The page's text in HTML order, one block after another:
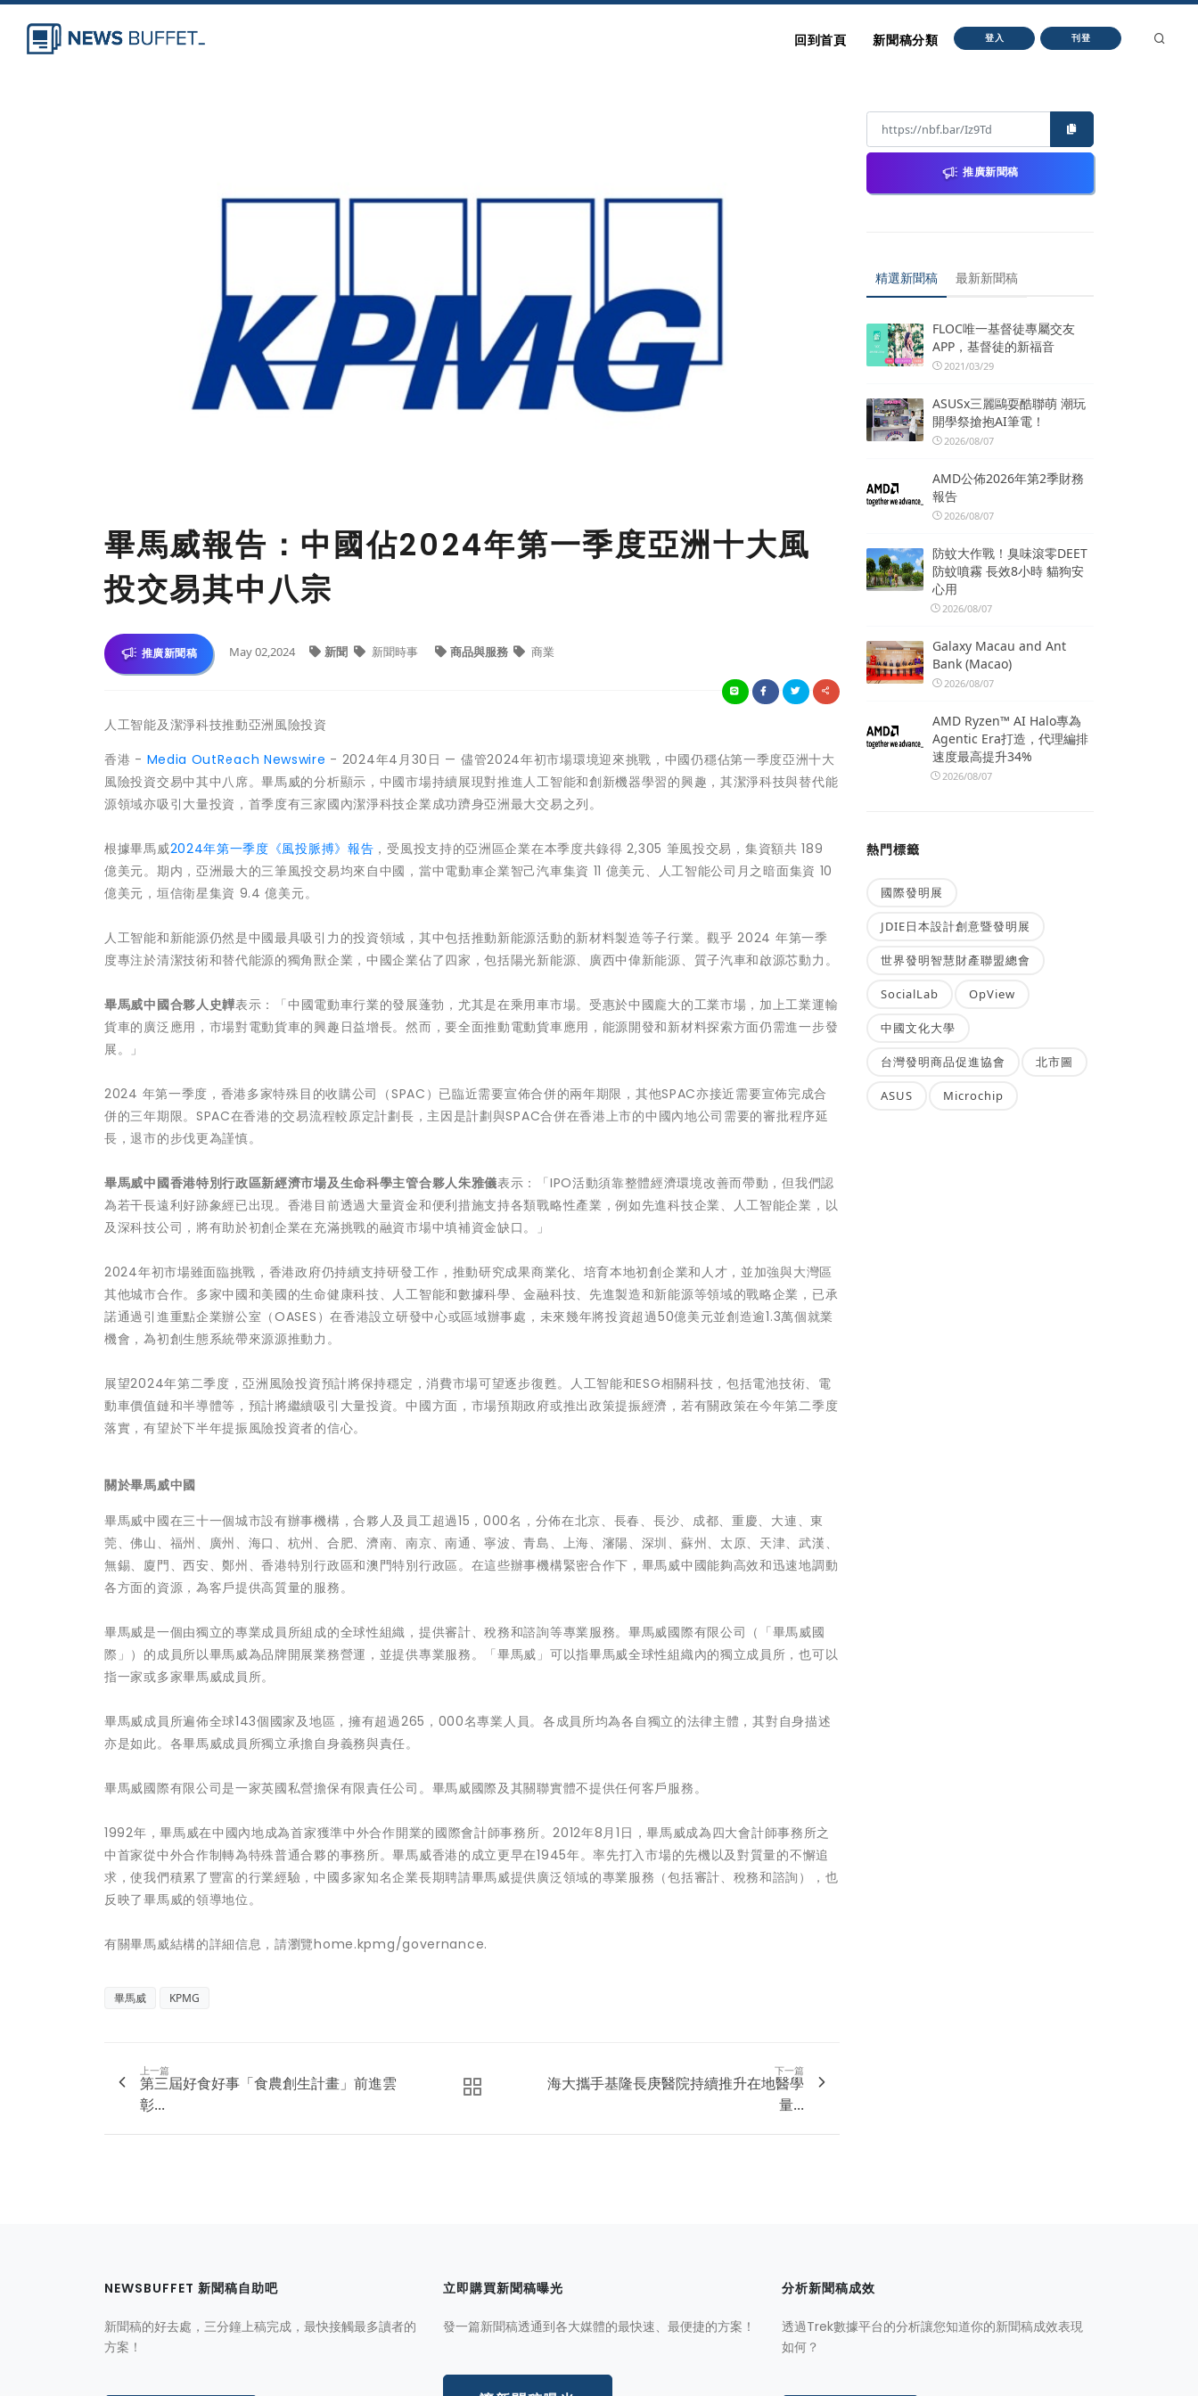
回到首頁 新聞稿分類 登入 刊登
畢馬威報告：中國佔2024年第一季度亞洲十大風
投交易其中八宗
推廣新聞稿 May 02,2024 新聞 新聞時事 商品與服務 商業
人工智能及潔淨科技推動亞洲風險投資
香港 - Media OutReach Newswire - 2024年4月30日 — 儘管2024年初市場環境迎來挑戰，中國仍穩佔第一季度亞洲十大
風險投資交易中其中八席。畢馬威的分析顯示，中國市場持續展現對推進人工智能和創新機器學習的興趣，其潔淨科技與替代能
源領域亦吸引大量投資，首季度有三家國內潔淨科技企業成功躋身亞洲最大交易之列。
根據畢馬威2024年第一季度《風投脈搏》報告 ，受風投支持的亞洲區企業在本季度共錄得 2,305 筆風投交易，集資額共 189
億美元。期内，亞洲最大的三筆風投交易均來自中國，當中電動車企業智己汽車集資 11 億美元、人工智能公司月之暗面集資 10
億美元，垣信衛星集資 9.4 億美元。
人工智能和新能源仍然是中國最具吸引力的投資領域，其中包括推動新能源活動的新材料製造等子行業。觀乎 2024 年第一季
度專注於清潔技術和替代能源的獨角獸企業，中國企業佔了四家，包括陽光新能源、廣西中偉新能源、質子汽車和啟源芯動力。
畢馬威中國合夥人史韡表示：「中國電動車行業的發展蓬勃，尤其是在乘用車市場。受惠於中國龐大的工業市場，加上工業運輸
貨車的廣泛應用，市場對電動貨車的興趣日益增長。然而，要全面推動電動貨車應用，能源開發和新材料探索方面仍需進一步發
展。」
2024 年第一季度，香港多家特殊目的收購公司（SPAC）已臨近需要宣佈合併的兩年期限，其他SPAC亦接近需要宣佈完成合
併的三年期限。SPAC在香港的交易流程較原定計劃長，主因是計劃與SPAC合併在香港上市的中國內地公司需要的審批程序延
長，退市的步伐更為謹慎。
畢馬威中國香港特別行政區新經濟市場及生命科學主管合夥人朱雅儀表示：「IPO活動須靠整體經濟環境改善而帶動，但我們認
為若干長遠利好跡象經已出現。香港目前透過大量資金和便利措施支持各類戰略性產業，例如先進科技企業、人工智能企業，以
及深科技公司，將有助於初創企業在充滿挑戰的融資市場中填補資金缺口。」
2024年初市場雖面臨挑戰，香港政府仍持續支持研發工作，推動研究成果商業化、培育本地初創企業和人才，並加強與大灣區
其他城市合作。多家中國和美國的生命健康科技、人工智能和數據科學、金融科技、先進製造和新能源等領域的戰略企業，已承
諾通過引進重點企業辦公室（OASES）在香港設立研發中心或區域辦事處，未來幾年將投資超過50億美元並創造逾1.3萬個就業
機會，為初創生態系統帶來源源推動力。
展望2024年第二季度，亞洲風險投資預計將保持穩定，消費市場可望逐步復甦。人工智能和ESG相關科技，包括電池技術、電
動車價值鏈和半導體等，預計將繼續吸引大量投資。中國方面，市場預期政府或推出政策提振經濟，若有關政策在今年第二季度
落實，有望於下半年提振風險投資者的信心。
關於畢馬威中國
畢馬威中國在三十一個城市設有辦事機構，合夥人及員工超過15，000名，分佈在北京、長春、長沙、成都、重慶、大連、東
莞、佛山、福州、廣州、海口、杭州、合肥、濟南、南京、南通、寧波、青島、上海、瀋陽、深圳、蘇州、太原、天津、武漢、
無錫、廈門、西安、鄭州、香港特別行政區和澳門特別行政區。在這些辦事機構緊密合作下，畢馬威中國能夠高效和迅速地調動
各方面的資源，為客戶提供高質量的服務。
畢馬威是一個由獨立的專業成員所組成的全球性組織，提供審計、稅務和諮詢等專業服務。畢馬威國際有限公司（「畢馬威國
際」）的成員所以畢馬威為品牌開展業務營運，並提供專業服務。「畢馬威」可以指畢馬威全球性組織內的獨立成員所，也可以
指一家或多家畢馬威成員所。
畢馬威成員所遍佈全球143個國家及地區，擁有超過265，000名專業人員。各成員所均為各自獨立的法律主體，其對自身描述
亦是如此。各畢馬威成員所獨立承擔自身義務與責任。
畢馬威國際有限公司是一家英國私營擔保有限責任公司。畢馬威國際及其關聯實體不提供任何客戶服務。
1992年，畢馬威在中國內地成為首家獲準中外合作開業的國際會計師事務所。2012年8月1日，畢馬威成為四大會計師事務所之
中首家從中外合作制轉為特殊普通合夥的事務所。畢馬威香港的成立更早在1945年。率先打入市場的先機以及對質量的不懈追
求，使我們積累了豐富的行業經驗，中國多家知名企業長期聘請畢馬威提供廣泛領域的專業服務（包括審計、稅務和諮詢），也
反映了畢馬威的領導地位。
有關畢馬威結構的詳細信息，請瀏覽home.kpmg/governance.
畢馬威 KPMG
上一篇
第三屆好食好事「食農創生計畫」前進雲
彰...
下一篇
海大攜手基隆長庚醫院持續推升在地醫學
量...
推廣新聞稿
精選新聞稿 最新新聞稿
FLOC唯一基督徒專屬交友
APP，基督徒的新福音
2021/03/29
ASUSx三麗鷗耍酷聯萌 潮玩
開學祭搶抱AI筆電！
2026/08/07
AMD公佈2026年第2季財務
報告
2026/08/07
防蚊大作戰！臭味滾零DEET
防蚊噴霧 長效8小時 貓狗安
心用
2026/08/07
Galaxy Macau and Ant
Bank (Macao)
2026/08/07
AMD Ryzen™ AI Halo專為
Agentic Era打造，代理編排
速度最高提升34%
2026/08/07
熱門標籤
國際發明展
JDIE日本設計創意暨發明展
世界發明智慧財產聯盟總會
SocialLab OpView
中國文化大學
台灣發明商品促進協會 北市圖
ASUS Microchip
NEWSBUFFET 新聞稿自助吧
新聞稿的好去處，三分鐘上稿完成，最快接觸最多讀者的
方案！
立即購買新聞稿曝光
發一篇新聞稿透通到各大媒體的最快速、最便捷的方案！
分析新聞稿成效
透過Trek數據平台的分析讓您知道你的新聞稿成效表現
如何？